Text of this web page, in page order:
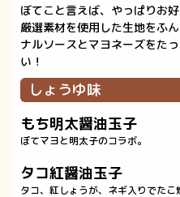
ぼてこと言えば、やっぱりお好
厳選素材を使用した生地をふ
ナルソースとマヨネーズをた
い！
しょうゆ味
もち明太醤油玉子
ぼてマヨと明太子のコラボ。
タコ紅醤油玉子
タコ、紅しょうが、ネギ入りでたこ